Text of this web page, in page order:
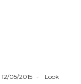
12/05/2015 Look